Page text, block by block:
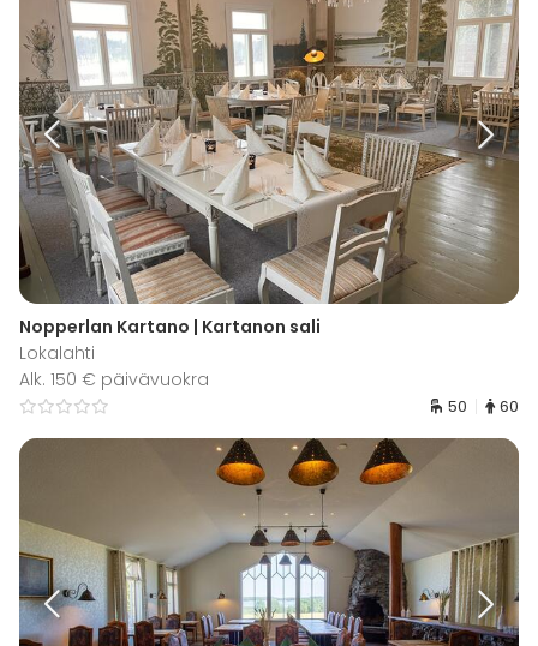
Nopperlan Kartano | Kartanon sali
Lokalahti
Alk. 150 € päivävuokra
50 60